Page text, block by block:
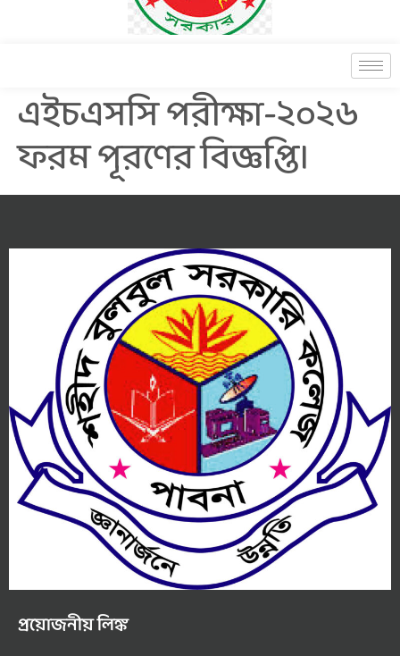
এইচএসসি পরীক্ষা-২০২৬
ফরম পূরণের বিজ্ঞপ্তি।
প্রয়োজনীয় লিঙ্ক